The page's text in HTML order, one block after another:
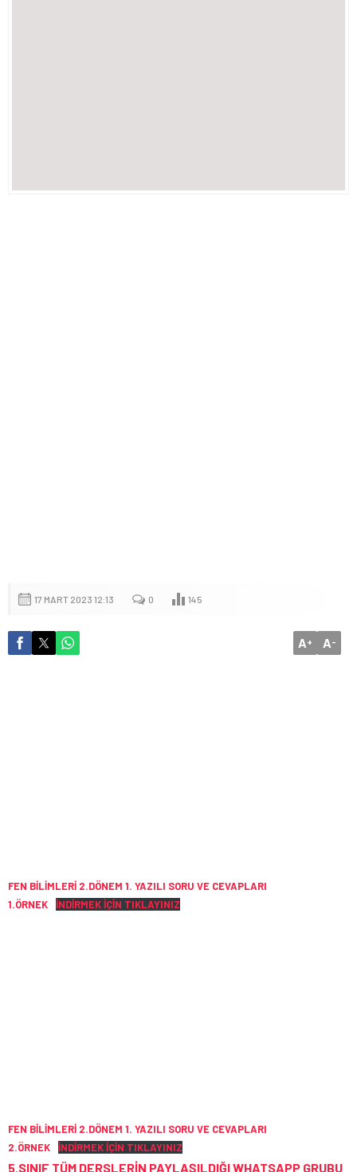
17 MART 2023 12:13 0 145
A+ A-
FEN BİLİMLERİ 2.DÖNEM 1. YAZILI SORU VE CEVAPLARI
1.ÖRNEK
İNDİRMEK İÇİN TIKLAYINIZ
FEN BİLİMLERİ 2.DÖNEM 1. YAZILI SORU VE CEVAPLARI
2.ÖRNEK
İNDİRMEK İÇİN TIKLAYINIZ
5.SINIF TÜM DERSLERİN PAYLAŞILDIĞI WHATSAPP GRUBU